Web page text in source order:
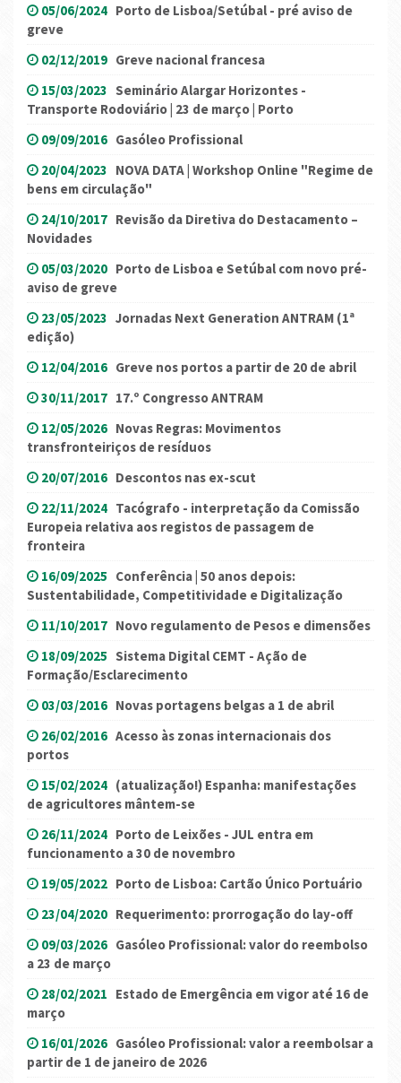
05/06/2024 Porto de Lisboa/Setúbal - pré aviso de
greve
02/12/2019 Greve nacional francesa
15/03/2023 Seminário Alargar Horizontes -
Transporte Rodoviário | 23 de março | Porto
09/09/2016 Gasóleo Profissional
20/04/2023 NOVA DATA | Workshop Online "Regime de
bens em circulação"
24/10/2017 Revisão da Diretiva do Destacamento –
Novidades
05/03/2020 Porto de Lisboa e Setúbal com novo pré-
aviso de greve
23/05/2023 Jornadas Next Generation ANTRAM (1ª
edição)
12/04/2016 Greve nos portos a partir de 20 de abril
30/11/2017 17.º Congresso ANTRAM
12/05/2026 Novas Regras: Movimentos
transfronteiriços de resíduos
20/07/2016 Descontos nas ex-scut
22/11/2024 Tacógrafo - interpretação da Comissão
Europeia relativa aos registos de passagem de
fronteira
16/09/2025 Conferência | 50 anos depois:
Sustentabilidade, Competitividade e Digitalização
11/10/2017 Novo regulamento de Pesos e dimensões
18/09/2025 Sistema Digital CEMT - Ação de
Formação/Esclarecimento
03/03/2016 Novas portagens belgas a 1 de abril
26/02/2016 Acesso às zonas internacionais dos
portos
15/02/2024 (atualização!) Espanha: manifestações
de agricultores mântem-se
26/11/2024 Porto de Leixões - JUL entra em
funcionamento a 30 de novembro
19/05/2022 Porto de Lisboa: Cartão Único Portuário
23/04/2020 Requerimento: prorrogação do lay-off
09/03/2026 Gasóleo Profissional: valor do reembolso
a 23 de março
28/02/2021 Estado de Emergência em vigor até 16 de
março
16/01/2026 Gasóleo Profissional: valor a reembolsar a
partir de 1 de janeiro de 2026